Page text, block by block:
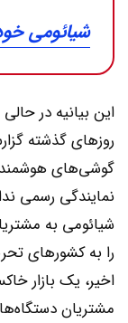
شیائومی
این بیانیه در
روزهای گذشته
گوشی‌های هوشمند
نمایندگی رسمی
شیائومی به
را به کشورهای
اخیر، یک بازار
مشتریان